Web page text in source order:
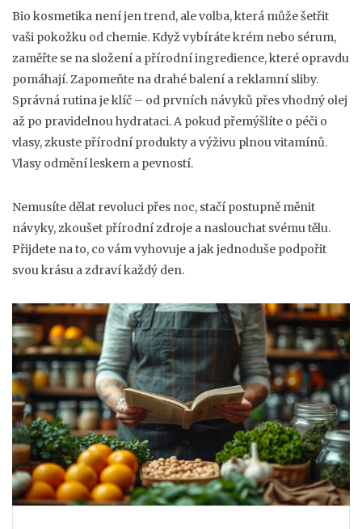
Bio kosmetika není jen trend, ale volba, která může šetřit
vaši pokožku od chemie. Když vybíráte krém nebo sérum,
zaměřte se na složení a přírodní ingredience, které opravdu
pomáhají. Zapomeňte na drahé balení a reklamní sliby.
Správná rutina je klíč – od prvních návyků přes vhodný olej
až po pravidelnou hydrataci. A pokud přemýšlíte o péči o
vlasy, zkuste přírodní produkty a výživu plnou vitamínů.
Vlasy odmění leskem a pevností.
Nemusíte dělat revoluci přes noc, stačí postupně měnit
návyky, zkoušet přírodní zdroje a naslouchat svému tělu.
Přijdete na to, co vám vyhovuje a jak jednoduše podpořit
svou krásu a zdraví každý den.